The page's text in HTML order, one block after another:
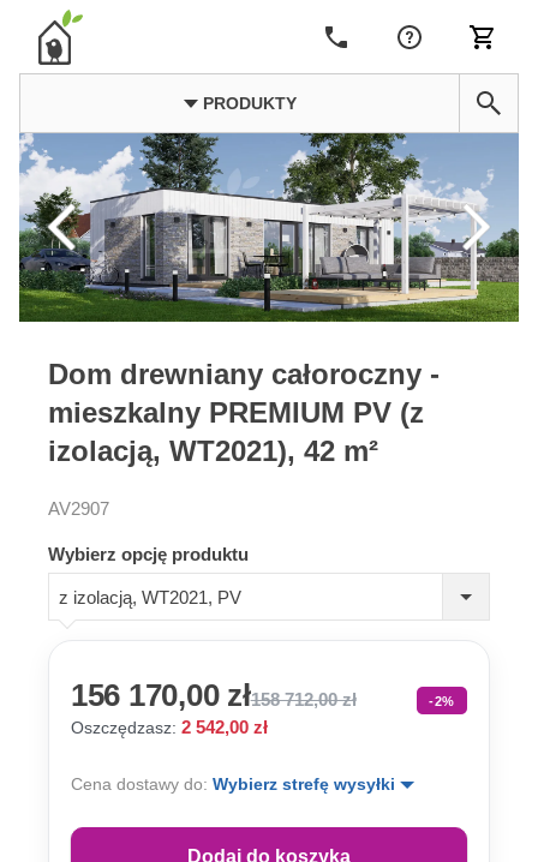
PRODUKTY
Dom drewniany całoroczny -
mieszkalny PREMIUM PV (z
izolacją, WT2021), 42 m²
AV2907
Wybierz opcję produktu
z izolacją, WT2021, PV
156 170,00 zł158 712,00 zł -2%
Oszczędzasz: 2 542,00 zł
Cena dostawy do: Wybierz strefę wysyłki
Dodaj do koszyka